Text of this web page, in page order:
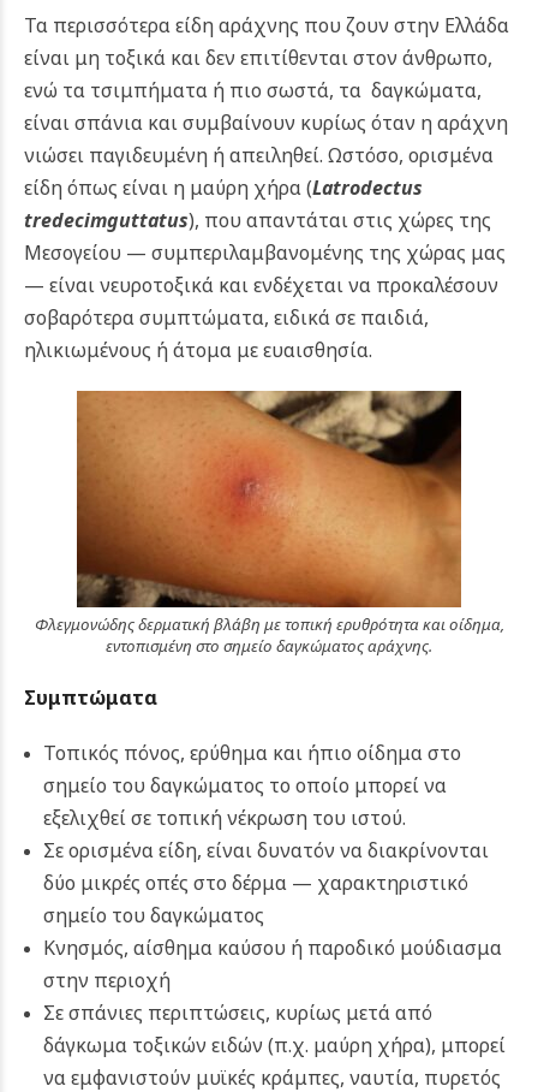
Τα περισσότερα είδη αράχνης που ζουν στην Ελλάδα
είναι μη τοξικά και δεν επιτίθενται στον άνθρωπο,
ενώ τα τσιμπήματα ή πιο σωστά, τα δαγκώματα,
είναι σπάνια και συμβαίνουν κυρίως όταν η αράχνη
νιώσει παγιδευμένη ή απειληθεί. Ωστόσο, ορισμένα
είδη όπως είναι η μαύρη χήρα (Latrodectus
tredecimguttatus), που απαντάται στις χώρες της
Μεσογείου — συμπεριλαμβανομένης της χώρας μας
— είναι νευροτοξικά και ενδέχεται να προκαλέσουν
σοβαρότερα συμπτώματα, ειδικά σε παιδιά,
ηλικιωμένους ή άτομα με ευαισθησία.
Φλεγμονώδης δερματική βλάβη με τοπική ερυθρότητα και οίδημα,
εντοπισμένη στο σημείο δαγκώματος αράχνης.
Συμπτώματα
Τοπικός πόνος, ερύθημα και ήπιο οίδημα στο
σημείο του δαγκώματος το οποίο μπορεί να
εξελιχθεί σε τοπική νέκρωση του ιστού.
Σε ορισμένα είδη, είναι δυνατόν να διακρίνονται
δύο μικρές οπές στο δέρμα — χαρακτηριστικό
σημείο του δαγκώματος
Κνησμός, αίσθημα καύσου ή παροδικό μούδιασμα
στην περιοχή
Σε σπάνιες περιπτώσεις, κυρίως μετά από
δάγκωμα τοξικών ειδών (π.χ. μαύρη χήρα), μπορεί
να εμφανιστούν μυϊκές κράμπες, ναυτία, πυρετός